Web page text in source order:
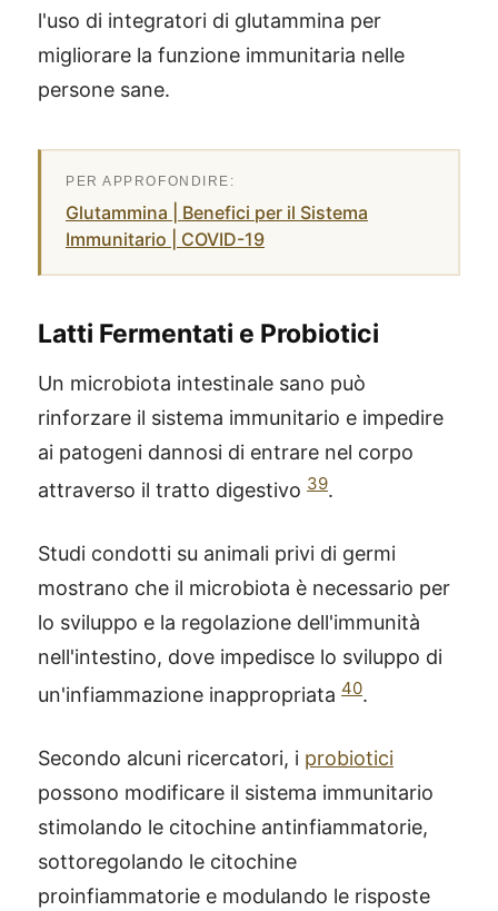
l'uso di integratori di glutammina per
migliorare la funzione immunitaria nelle
persone sane.
Glutammina | Benefici per il Sistema
Immunitario | COVID-19
Latti Fermentati e Probiotici
Un microbiota intestinale sano può
rinforzare il sistema immunitario e impedire
ai patogeni dannosi di entrare nel corpo
attraverso il tratto digestivo 39.
Studi condotti su animali privi di germi
mostrano che il microbiota è necessario per
lo sviluppo e la regolazione dell'immunità
nell'intestino, dove impedisce lo sviluppo di
un'infiammazione inappropriata 40.
Secondo alcuni ricercatori, i probiotici
possono modificare il sistema immunitario
stimolando le citochine antinfiammatorie,
sottoregolando le citochine
proinfiammatorie e modulando le risposte